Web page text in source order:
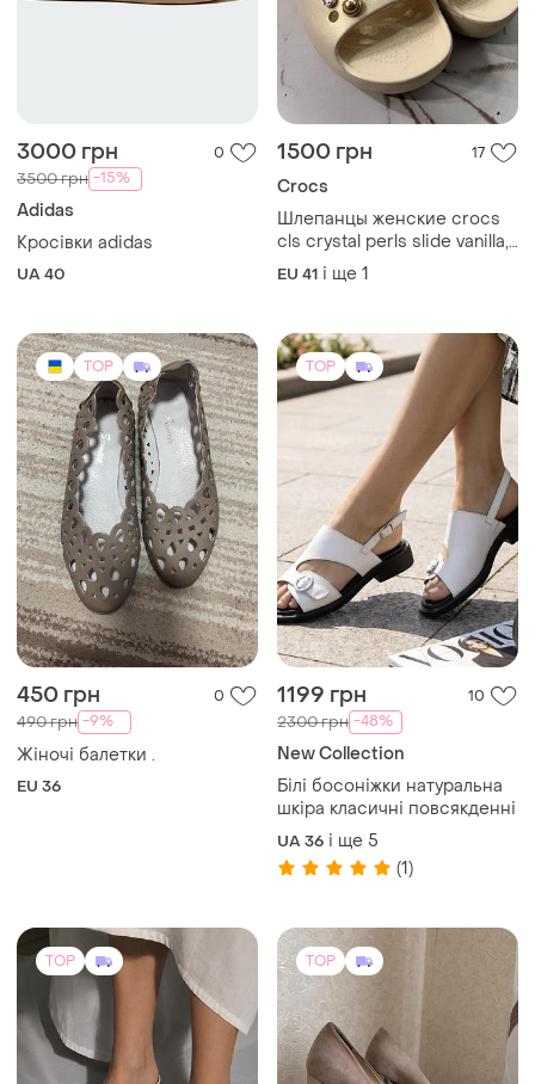
3000 грн 0
3500 грн -15%
Adidas
Кросівки adidas
UA 40
1500 грн 17
Crocs
Шлепанцы женские crocs
cls crystal perls slide vanilla,
w10, 26см.. , бежевые
EU 41 і ще 1
TOP
450 грн 0
490 грн -9%
Жіночі балетки .
EU 36
TOP
1199 грн 10
2300 грн -48%
New Collection
Білі босоніжки натуральна
шкіра класичні повсякденні
UA 36 і ще 5
(1)
TOP TOP